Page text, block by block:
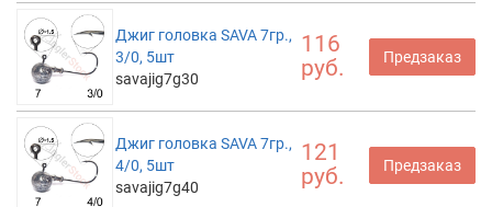
Джиг головка SAVA 7гр.,
3/0, 5шт
savajig7g30
116
руб.
Предзаказ
Джиг головка SAVA 7гр.,
4/0, 5шт
savajig7g40
121
руб.
Предзаказ